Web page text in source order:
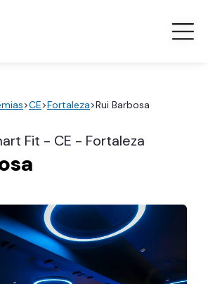
>CE>Fortaleza>Rui Barbosa
Fit - CE - Fortaleza